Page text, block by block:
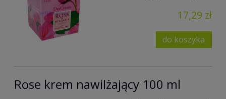
17,29 zł
do koszyka
Rose krem nawilżający 100 ml